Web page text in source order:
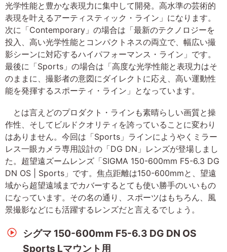
光学性能と豊かな表現力に集中して開発。高水準の芸術的
表現を叶えるアーティスティック・ライン」になります。
次に「Contemporary」の場合は「最新のテクノロジーを
投入、高い光学性能とコンパクトネスの両立で、幅広い撮
影シーンに対応するハイパフォーマンス・ライン」です。
最後に「Sports」の場合は「高度な光学性能と表現力はそ
のままに、撮影者の意図にダイレクトに応え、高い運動性
能を発揮するスポーティ・ライン」となっています。
とは言えどのプロダクト・ラインも素晴らしい画質と操
作性、そしてビルドクオリティを誇っていることに変わり
はありません。今回は「Sports」ラインにようやくミラー
レス一眼カメラ専用設計の「DG DN」レンズが登場しまし
た。超望遠ズームレンズ「SIGMA 150-600mm F5-6.3 DG
DN OS | Sports」です。焦点距離は150-600mmと、望遠
域から超望遠域までカバーするとても使い勝手のいいもの
になっています。その名の通り、スポーツはもちろん、風
景撮影などにも活躍するレンズだと言えるでしょう。
シグマ 150-600mm F5-6.3 DG DN OS
Sports Lマウント用